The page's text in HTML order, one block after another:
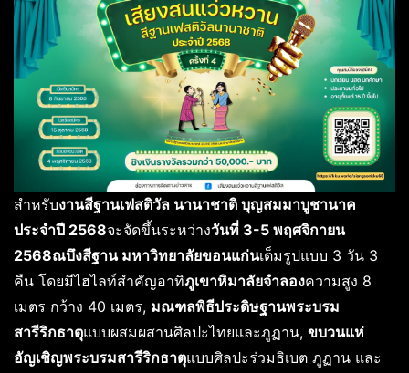
สำหรับงานสีฐานเฟสติวัล นานาชาติ บุญสมมาบูชานาค
ประจำปี 2568จะจัดขึ้นระหว่างวันที่ 3-5 พฤศจิกายน
2568ณบึงสีฐาน มหาวิทยาลัยขอนแก่นเต็มรูปแบบ 3 วัน 3
คืน โดยมีไฮไลท์สำคัญอาทิภูเขาหิมาลัยจำลองความสูง 8
เมตร กว้าง 40 เมตร, มณฑลพิธีประดิษฐานพระบรม
สารีริกธาตุแบบผสมผสานศิลปะไทยและภูฏาน, ขบวนแห่
อัญเชิญพระบรมสารีริกธาตุแบบศิลปะร่วมธิเบต ภูฏาน และ